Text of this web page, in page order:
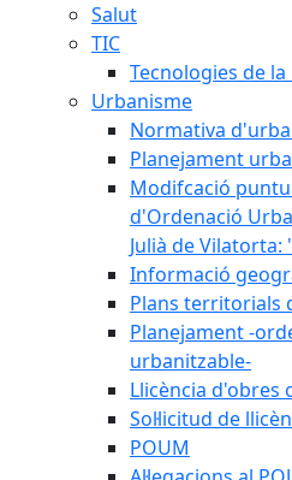
Salut
TIC
Tecnologies de
Urbanisme
Normativa
Planejament
Modifcació
d'Ordenació
Julià de Vilatorta:
Informació
Plans territorials
Planejament -
urbanitzable-
Llicència d'obres
Sol·licitud de
POUM